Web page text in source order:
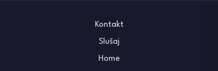
Kontakt
Slušaj
Home